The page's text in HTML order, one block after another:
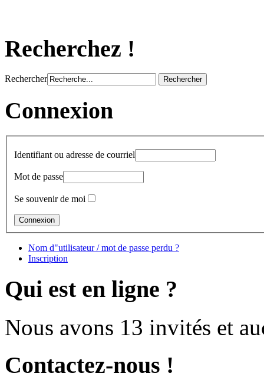
Recherchez !
Rechercher
Connexion
Identifiant ou adresse de courriel
Mot de passe
Se souvenir de moi
Nom d"utilisateur / mot de passe perdu ?
Inscription
Qui est en ligne ?
Nous avons 13 invités et
Contactez-nous !